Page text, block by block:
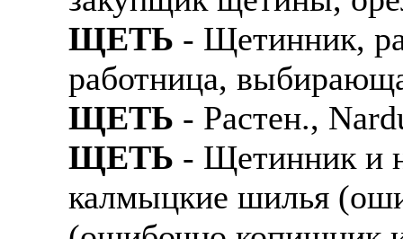
ЩЕТЬ - Щетинник,
работница,
ЩЕТЬ - Растен.,
ЩЕТЬ - Щетинник и
калмыцкие шилья